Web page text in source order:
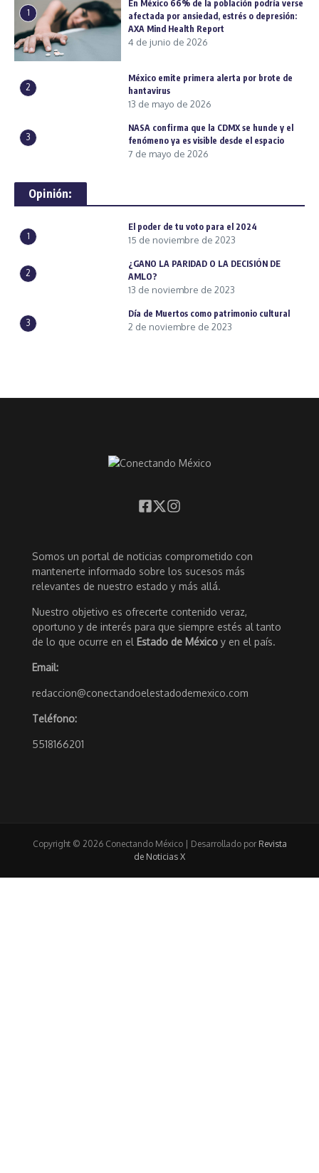
1
En México 66% de la población podría verse
afectada por ansiedad, estrés o depresión:
AXA Mind Health Report
4 de junio de 2026
2
México emite primera alerta por brote de
hantavirus
13 de mayo de 2026
3
NASA confirma que la CDMX se hunde y el
fenómeno ya es visible desde el espacio
7 de mayo de 2026
Opinión:
1
El poder de tu voto para el 2024
15 de noviembre de 2023
2
¿GANO LA PARIDAD O LA DECISIÓN DE
AMLO?
13 de noviembre de 2023
3
Día de Muertos como patrimonio cultural
2 de noviembre de 2023
Somos un portal de noticias comprometido con
mantenerte informado sobre los sucesos más
relevantes de nuestro estado y más allá.
Nuestro objetivo es ofrecerte contenido veraz,
oportuno y de interés para que siempre estés al tanto
de lo que ocurre en el Estado de México y en el país.
Email:
redaccion@conectandoelestadodemexico.com
Teléfono:
5518166201
Copyright © 2026 Conectando México | Desarrollado por Revista
de Noticias X